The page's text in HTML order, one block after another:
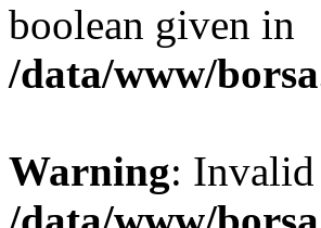
boolean given in
/data/www/
Warning: